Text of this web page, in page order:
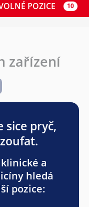
POZICE 10
zařízení
sice pryč,
a
hledá
pozice: